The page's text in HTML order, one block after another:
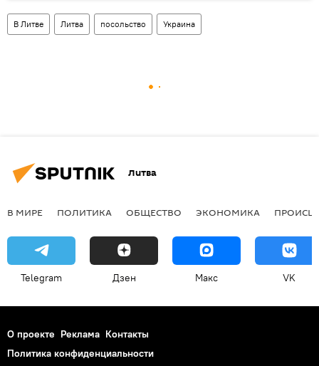
В Литве Литва посольство Украина
Литва
В МИРЕ ПОЛИТИКА ОБЩЕСТВО ЭКОНОМИКА
Telegram Дзен Макс VK
О проекте Реклама Контакты
Политика конфиденциальности